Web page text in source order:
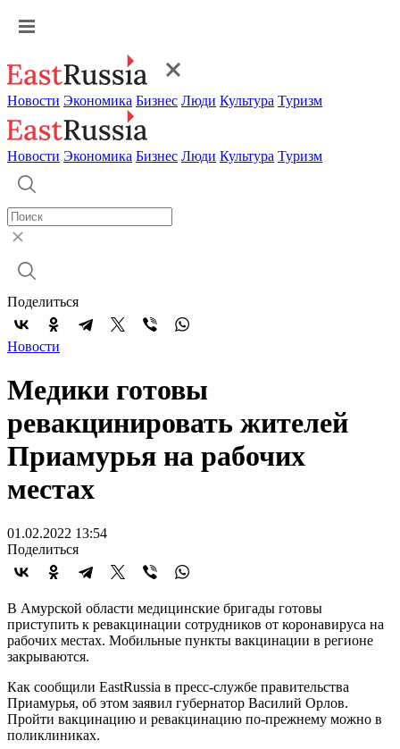
Новости Экономика Бизнес Люди Культура Туризм
Новости Экономика Бизнес Люди Культура Туризм
Поделиться
Новости
Медики готовы
ревакцинировать жителей
Приамурья на рабочих
местах
01.02.2022 13:54
Поделиться
В Амурской области медицинские бригады готовы
приступить к ревакцинации сотрудников от коронавируса на
рабочих местах. Мобильные пункты вакцинации в регионе
закрываются.
Как сообщили EastRussia в пресс-службе правительства
Приамурья, об этом заявил губернатор Василий Орлов.
Пройти вакцинацию и ревакцинацию по-прежнему можно в
поликлиниках.